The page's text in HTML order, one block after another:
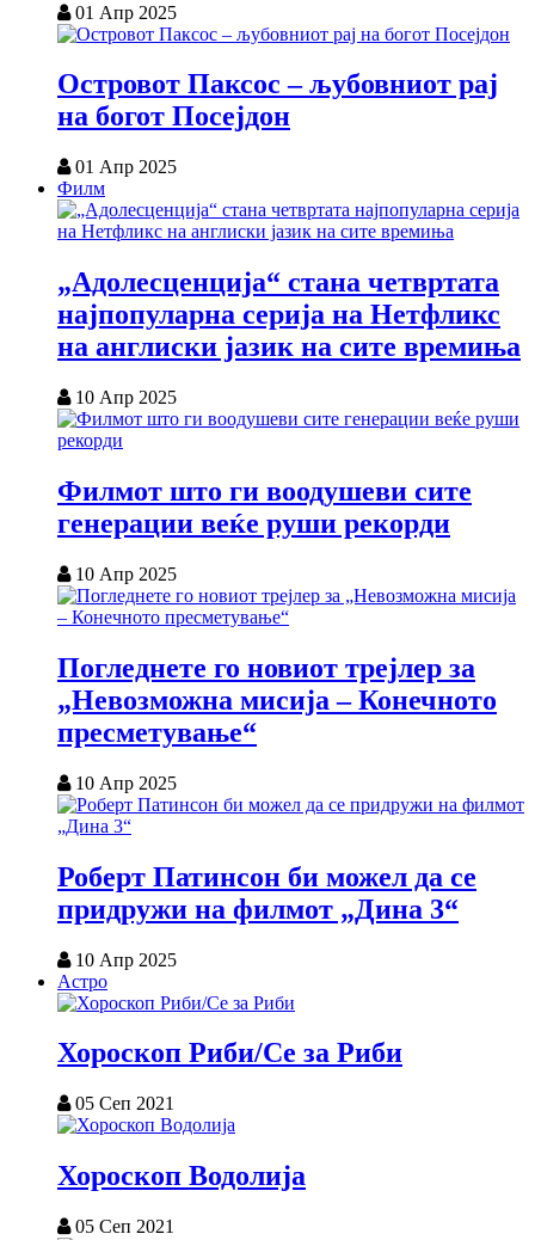
01 Апр 2025
Островот Паксос – љубовниот рај
на богот Посејдон
01 Апр 2025
Филм
„Адолесценција“ стана четвртата
најпопуларна серија на Нетфликс
на англиски јазик на сите времиња
10 Апр 2025
Филмот што ги воодушеви сите
генерации веќе руши рекорди
10 Апр 2025
Погледнете го новиот трејлер за
„Невозможна мисија – Конечното
пресметување“
10 Апр 2025
Роберт Патинсон би можел да се
придружи на филмот „Дина 3“
10 Апр 2025
Астро
Хороскоп Риби/Се за Риби
05 Сеп 2021
Хороскоп Водолија
05 Сеп 2021